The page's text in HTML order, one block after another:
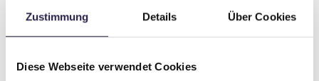
Zustimmung Details Über Cookies
Diese Webseite verwendet Cookies
manière compétente dans toute la Suisse.
Notre équipe jeune et expérimentée
s'engage auprès de nos clients et de nos
Fait partie de notre équipe expérimentée ;